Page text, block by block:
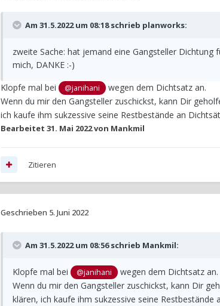
Am 31.5.2022 um 08:18 schrieb planworks:
zweite Sache: hat jemand eine Gangsteller
mich, DANKE :-)
Klopfe mal bei
@janihani
wegen dem Dichtsatz an.
Wenn du mir den Gangsteller zuschickst, kann Dir
ich kaufe ihm sukzessive seine Restbestände an
Bearbeitet 31. Mai 2022von Mankmil
Zitieren
Geschrieben 5. Juni 2022
Am 31.5.2022 um 08:56 schrieb Mankmil:
Klopfe mal bei @janihani
wegen dem Dichtsatz an.
Wenn du mir den Gangsteller zuschickst, kann Dir
klären, ich kaufe ihm sukzessive seine Restbestände